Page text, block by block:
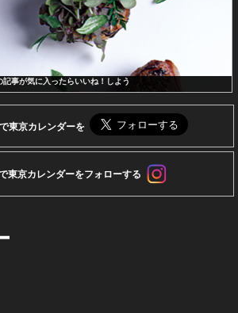
記事が気に入ったらいいね！しよう
東京カレンダーを
東京カレンダーをフォローする